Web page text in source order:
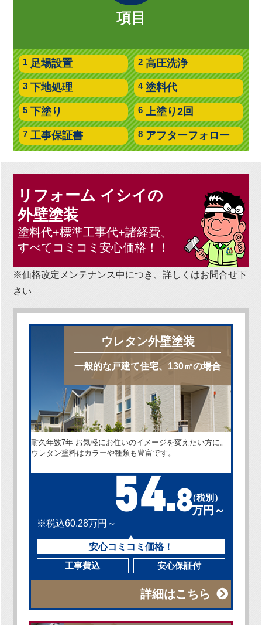
項目
足場設置 高圧洗浄
下地処理 塗料代
下塗り 上塗り2回
工事保証書 アフターフォロー
リフォーム イシイの
外壁塗装
塗料代+標準工事代+諸経費、
すべてコミコミ安心価格！！
※価格改定メンテナンス中につき、詳しくはお問合せ下
さい
ウレタン外壁塗装
一般的な戸建て住宅、130㎡の場合
耐久年数7年 お気軽にお住いのイメージを変えたい方に。
ウレタン塗料はカラーや種類も豊富です。
54.8（税別）
万円～
※税込60.28万円～
安心コミコミ価格！
工事費込
安心保証付
詳細はこちら